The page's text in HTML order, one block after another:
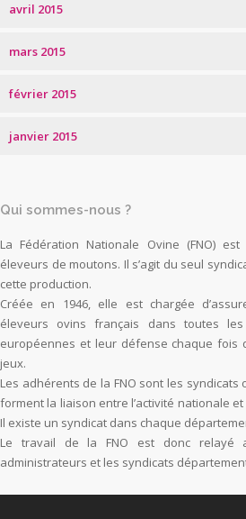
avril 2015
mars 2015
février 2015
janvier 2015
Qui sommes-nous ?
La Fédération Nationale Ovine (FNO)
éleveurs de moutons. Il s’agit du seul
cette production.
Créée en 1946, elle est chargée
éleveurs ovins français dans toutes
européennes et leur défense chaque fois
jeux.
Les adhérents de la FNO sont les
forment la liaison entre l’activité nationale
Il existe un syndicat dans chaque
Le travail de la FNO est donc relayé
administrateurs et les syndicats